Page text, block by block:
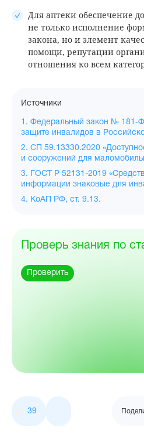
Для аптеки обеспечение
не только исполнение
закона, но и элемент
помощи, репутации
отношения ко всем
Источники
1. Федеральный закон №
защите инвалидов в
2. СП 59.13330.2020
и сооружений для
3. ГОСТ Р 52131-2019
информации знаковые для
4. КоАП РФ, ст. 9.13.
Проверь знания по
Проверить
39